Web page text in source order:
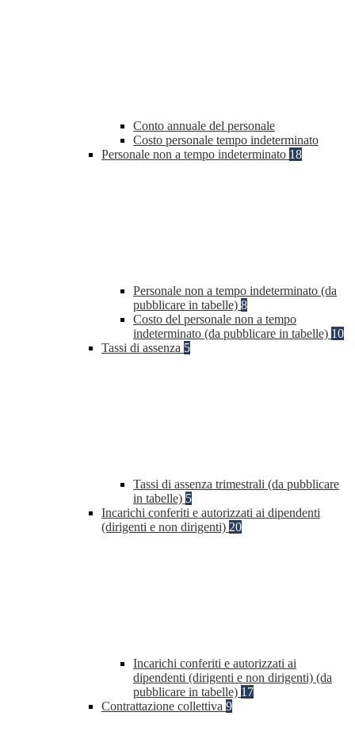
Conto annuale del personale
Costo personale tempo indeterminato
Personale non a tempo indeterminato 18
Personale non a tempo indeterminato (da
pubblicare in tabelle) 8
Costo del personale non a tempo
indeterminato (da pubblicare in tabelle) 10
Tassi di assenza 5
Tassi di assenza trimestrali (da pubblicare
in tabelle) 5
Incarichi conferiti e autorizzati ai dipendenti
(dirigenti e non dirigenti) 20
Incarichi conferiti e autorizzati ai
dipendenti (dirigenti e non dirigenti) (da
pubblicare in tabelle) 17
Contrattazione collettiva 9